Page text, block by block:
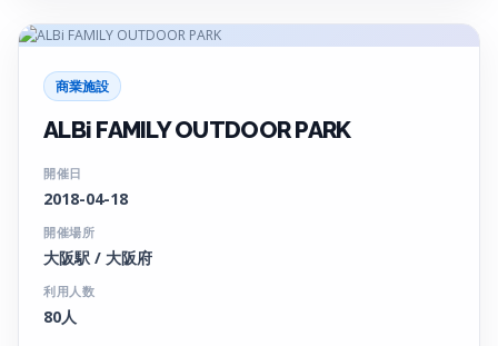
商業施設
ALBi FAMILY OUTDOOR PARK
開催日
2018-04-18
開催場所
大阪駅 / 大阪府
利用人数
80人